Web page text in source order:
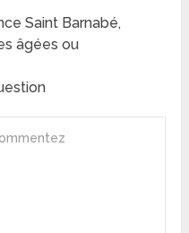
Saint Barnabé,
âgées ou